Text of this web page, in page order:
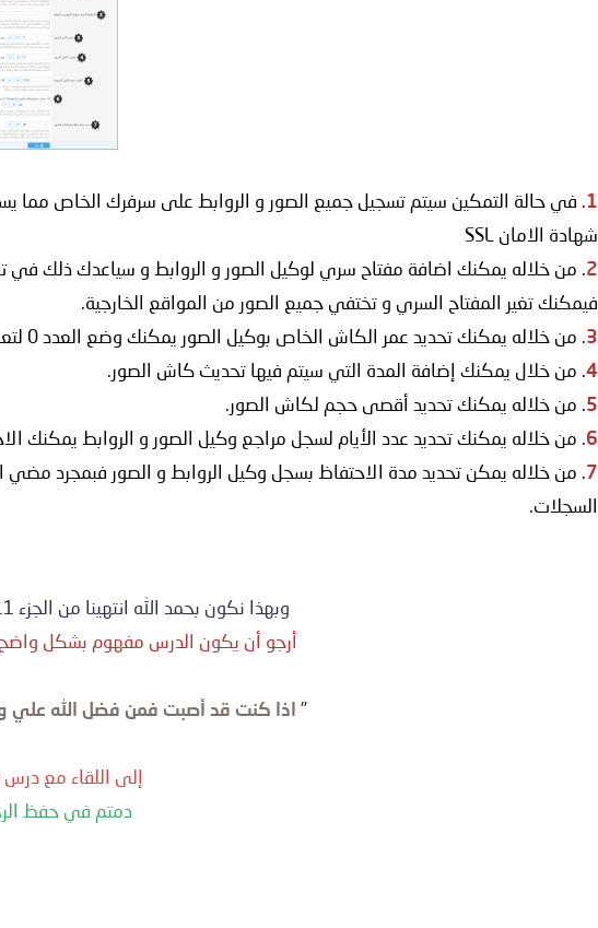
1. في حالة التمكين سيتم تسجيل جميع الصور و الروابط على سرفرك الخاص
شهادة الامان SSL
2. من خلاله يمكنك اضافة مفتاح سري لوكيل الصور و الروابط و سياعدك ذلك في
فيمكنك تغير المفتاح السري و تختفي جميع الصور من المواقع الخارجية.
3. من خلاله يمكنك تحديد عمر الكاش الخاص بوكيل الصور يمكنك وضع العدد 0 لتعطيلها للاحتفاظ بالصور بشكل دائم.
4. من خلال يمكنك إضافة المدة التي سيتم فيها تحديث كاش الصور.
5. من خلاله يمكنك تحديد أقصى حجم لكاش الصور.
6. من خلاله يمكنك تحديد عدد الأيام لسجل مراجع وكيل الصور و الروابط يمكنك
7
السجلات.
وبهذا نكون بحمد الله انتهينا من الجزء 11 من الخيارات الخاصة بقائمة إعداد.
أرجو أن يكون الدرس مفهوم بشكل
" اذا كنت قد أصبت فمن فضل الله
إلى اللقاء مع درس
دمتم في حفظ